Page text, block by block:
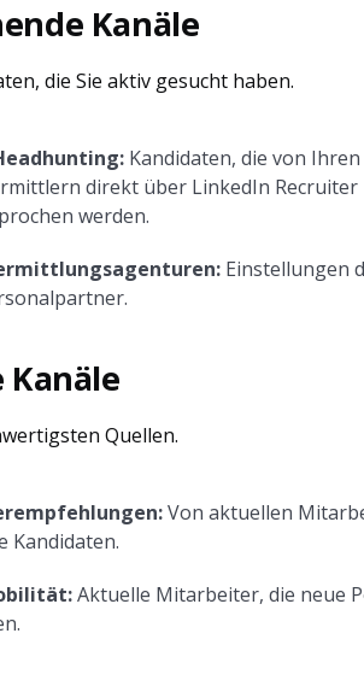
Kanäle
die Sie aktiv gesucht haben.
Kandidaten, die von
direkt über LinkedIn Recruiter
werden.
Einstellungen
Quellen.
Von aktuellen
Kandidaten.
Aktuelle Mitarbeiter, die neue